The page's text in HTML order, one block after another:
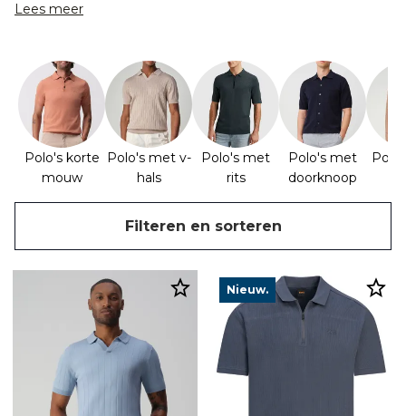
Lees meer
Polo's korte
mouw
Polo's met v-
hals
Polo's met
rits
Polo's met
doorknoop
Filteren en sorteren
Nieuw.